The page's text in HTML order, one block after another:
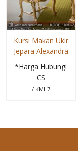
Kursi Makan Ukir
Jepara Alexandra
*Harga Hubungi
CS
/ KMI-7